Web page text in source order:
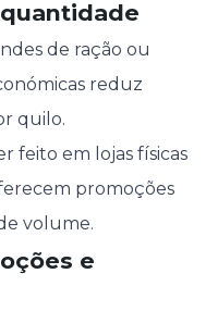
de ração ou
reduz
quilo.
feito em lojas físicas
promoções
volume.
e